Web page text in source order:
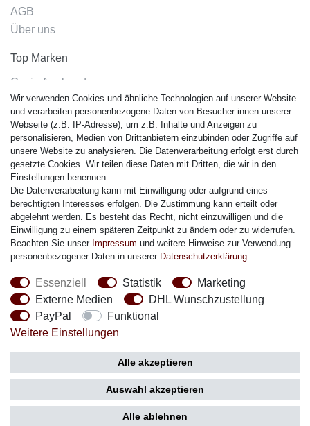
AGB
Über uns
Top Marken
Casio Armband
Festina Armband
Citizen Armband
M. Lacroix Armband
J. Lemans Armband
Uhrenarmbänder - Alle
Sicherheit
Social Media
Zahlung
Wir verwenden Cookies und ähnliche Technologien auf unserer Website
und verarbeiten personenbezogene Daten von Besucher:innen unserer
Webseite (z.B. IP-Adresse), um z.B. Inhalte und Anzeigen zu
personalisieren, Medien von Drittanbietern einzubinden oder Zugriffe auf
unsere Website zu analysieren. Die Datenverarbeitung erfolgt erst durch
gesetzte Cookies. Wir teilen diese Daten mit Dritten, die wir in den
Einstellungen benennen.
Die Datenverarbeitung kann mit Einwilligung oder aufgrund eines
berechtigten Interesses erfolgen. Die Zustimmung kann erteilt oder
abgelehnt werden. Es besteht das Recht, nicht einzuwilligen und die
Einwilligung zu einem späteren Zeitpunkt zu ändern oder zu widerrufen.
Beachten Sie unser Impressum und weitere Hinweise zur Verwendung
personenbezogener Daten in unserer Daten­schutz­erklärung
Essenziell Statistik
Marketing
Externe Medien
DHL Wunschzustellung
PayPal
Funktional
Weitere Einstellungen
Alle akzeptieren
Auswahl akzeptieren
Alle ablehnen